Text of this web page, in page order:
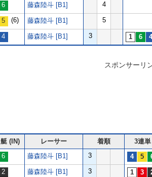
藤森陸斗 [B1] 4
(6) 藤森陸斗 [B1] 5
藤森陸斗 [B1] 3
スポンサーリ
艇 (IN) レーサー 着順
3連単
藤森陸斗 [B1] 3
藤森陸斗 [B1] 3